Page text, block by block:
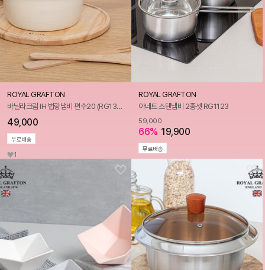
ROYAL GRAFTON
바닐라크림 IH 법랑냄비 편수20 (RG1310)
49,000
무료배송
1
ROYAL GRAFTON
아네트 스텐냄비 2종셋 RG1123
59,000
66% 19,900
무료배송